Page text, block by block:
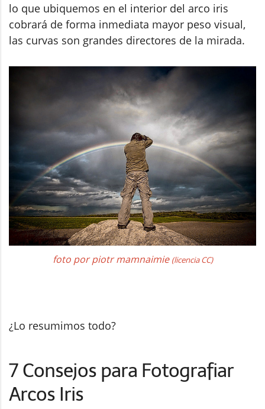
lo que ubiquemos en el interior del arco iris
cobrará de forma inmediata mayor peso visual,
las curvas son grandes directores de la mirada.
foto por piotr mamnaimie (licencia CC)
¿Lo resumimos todo?
7 Consejos para Fotografiar
Arcos Iris